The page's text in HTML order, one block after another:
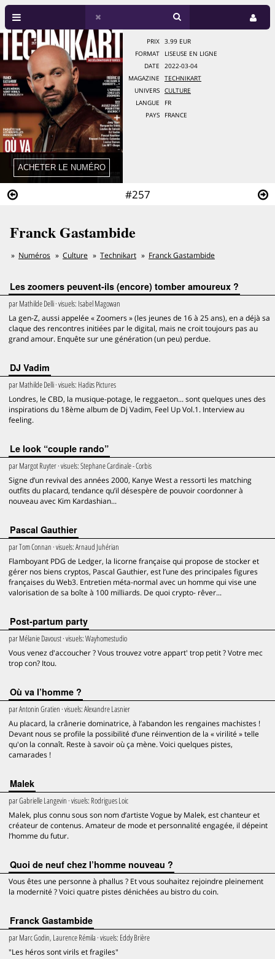
#257
PRIX
3.99 EUR
FORMAT
LISEUSE EN LIGNE
DATE
2022-03-04
MAGAZINE
TECHNIKART
UNIVERS
CULTURE
LANGUE
FR
PAYS
FRANCE
Franck Gastambide
Numéros Culture Technikart Franck Gastambide
Les zoomers peuvent-ils (encore) tomber amoureux ?
parMathilde Delli· visuels: Isabel Magowan
La gen-Z, aussi appelée « Zoomers » (les jeunes de 16 à 25 ans), en a déjà sa
claque des rencontres initiées par le digital, mais ne croit toujours pas au
grand amour. Enquête sur une génération (un peu) perdue.
DJ Vadim
parMathilde Delli· visuels: Hadizs Pictures
Londres, le CBD, la musique-potage, le reggaeton... sont quelques unes des
inspirations du 18ème album de Dj Vadim, Feel Up Vol.1. Interview au
feeling.
Le look “couple rando”
parMargot Ruyter· visuels:Stephane Cardinale - Corbis
Signe d’un revival des années 2000, Kanye West a ressorti les matching
outfits du placard, tendance qu’il désespère de pouvoir coordonner à
nouveau avec Kim Kardashian...
Pascal Gauthier
parTom Connan · visuels:Arnaud Juhérian
Flamboyant PDG de Ledger, la licorne française qui propose de stocker et
gérer nos biens cryptos, Pascal Gauthier, est l’une des principales figures
françaises du Web3. Entretien méta-normal avec un homme qui vise une
valorisation de sa boîte à 100 milliards. De quoi crypto- rêver...
Post-partum party
parMélanie Davoust· visuels:Wayhomestudio
Vous venez d'accoucher ? Vous trouvez votre appart' trop petit ? Votre mec
trop con? Itou.
Où va l’homme ?
parAntonin Gratien · visuels:Alexandre Lasnier
Au placard, la crânerie dominatrice, à l’abandon les rengaines machistes !
Devant nous se profile la possibilité d’une réinvention de la « virilité » telle
qu'on la connaît. Reste à savoir où ça mène. Voici quelques pistes,
camarades !
Malek
parGabrielle Langevin · visuels: Rodrigues Loic
Malek, plus connu sous son nom d’artiste Vogue by Malek, est chanteur et
créateur de contenus. Amateur de mode et personnalité engagée, il dépeint
l’homme du futur.
Quoi de neuf chez l’homme nouveau ?
Vous êtes une personne à phallus ? Et vous souhaitez rejoindre pleinement
la modernité ? Voici quatre pistes dénichées au bistro du coin.
Franck Gastambide
parMarc Godin, Laurence Rémila · visuels: Eddy Brière
"Les héros sont virils et fragiles"